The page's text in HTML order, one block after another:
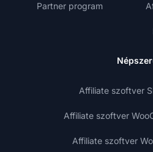
Partner program
Affiliate szoftver
Affiliate szoftver
Affiliate szoftver